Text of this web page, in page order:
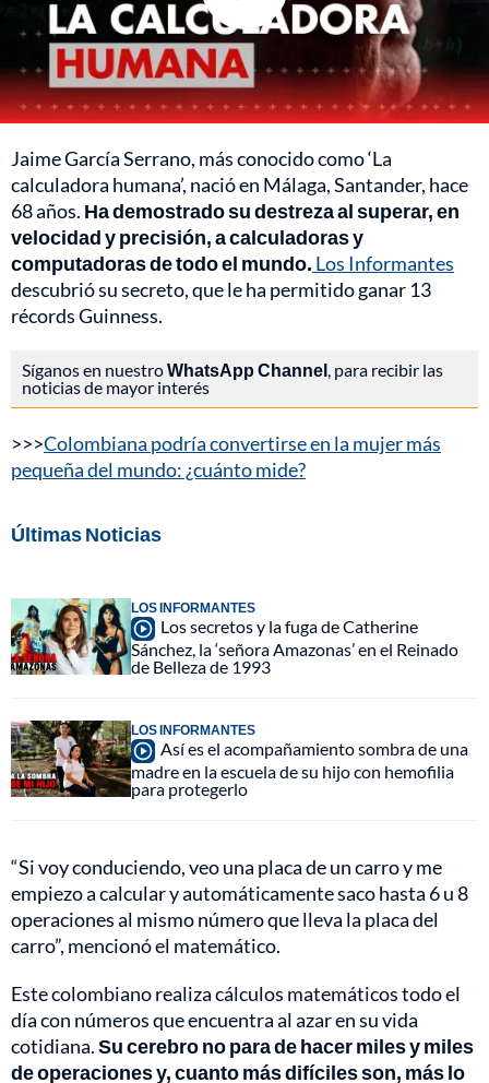
Jaime García Serrano, más conocido como ‘La
calculadora humana’, nació en Málaga, Santander, hace
68 años. Ha demostrado su destreza al superar, en
velocidad y precisión, a calculadoras y
computadoras de todo el mundo. Los Informantes
descubrió su secreto, que le ha permitido ganar 13
récords Guinness.
Síganos en nuestroWhatsApp Channel, para recibir las
noticias de mayor interés
>>>Colombiana podría convertirse en la mujer más
pequeña del mundo: ¿cuánto mide?
Últimas Noticias
LOS INFORMANTES
Los secretos y la fuga de Catherine
Sánchez, la ‘señora Amazonas’ en el Reinado
de Belleza de 1993
LOS INFORMANTES
Así es el acompañamiento sombra de una
madre en la escuela de su hijo con hemofilia
para protegerlo
“Si voy conduciendo, veo una placa de un carro y me
empiezo a calcular y automáticamente saco hasta 6 u 8
operaciones al mismo número que lleva la placa del
carro”, mencionó el matemático.
Este colombiano realiza cálculos matemáticos todo el
día con números que encuentra al azar en su vida
cotidiana.Su cerebro no para de hacer miles y miles
de operaciones y, cuanto más difíciles son, más lo